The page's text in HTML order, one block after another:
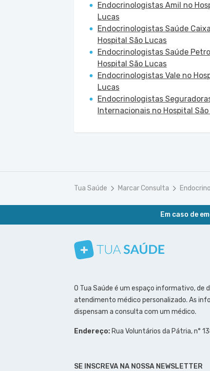
Endocrinologistas Amil no
Lucas
Endocrinologistas Saúde
Hospital São Lucas
Endocrinologistas Saúde
Hospital São Lucas
Endocrinologistas Vale no
Lucas
Endocrinologistas
Internacionais no Hospital
Tua Saúde Marcar Consulta
Em caso de
Conheça nosso canal
Siga a gente no Instagram
Siga a gente no Facebook
Siga a gente no Pinterest
O Tua Saúde é um espaço informativo,
atendimento médico personalizado. As
dispensam a consulta com um médico.
Endereço: Rua Voluntários da Pátria, n°
SE INSCREVA NA NOSSA NEWSLETTER